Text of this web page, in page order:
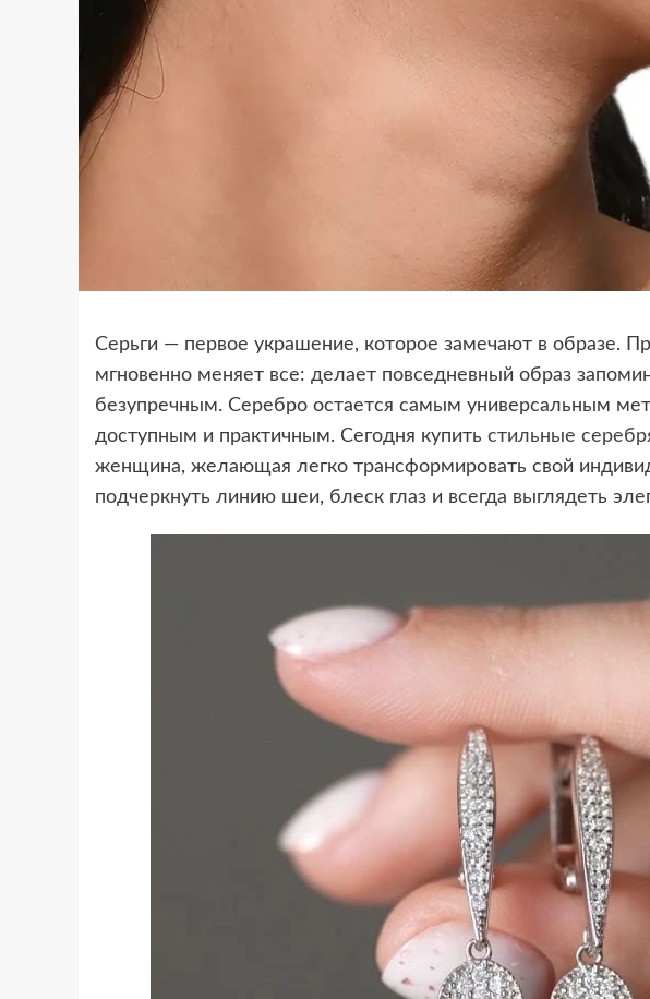
Серьги — первое украшение, которое замечают в образе.
мгновенно меняет все: делает повседневный образ
безупречным. Серебро остается самым универсальным
доступным и практичным. Сегодня купить стильные
женщина, желающая легко трансформировать свой
подчеркнуть линию шеи, блеск глаз и всегда выглядеть